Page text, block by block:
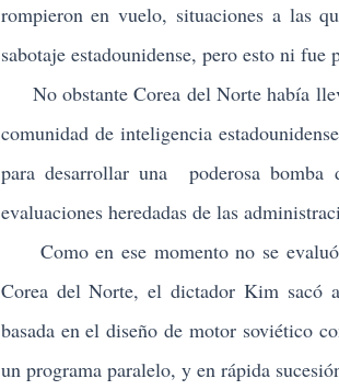
rompieron en vuelo, situaciones a las
sabotaje estadounidense, pero esto ni
No obstante Corea del Norte había
comunidad de inteligencia
para desarrollar una poderosa
evaluaciones heredadas de las
Como en ese momento no se evaluó
Corea del Norte, el dictador Kim sacó
basada en el diseño de motor soviético
un programa paralelo, y en rápida